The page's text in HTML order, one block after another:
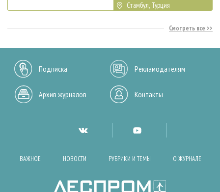
Стамбул, Турция
Смотреть все
Подписка Рекламодателям
Архив журналов Контакты
ВАЖНОЕ НОВОСТИ РУБРИКИ И ТЕМЫ О ЖУРНАЛЕ